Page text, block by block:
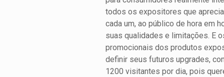
todos os expositores que
cada um, ao público de hora em
suas qualidades e limitações. E
promocionais dos produtos
definir seus futuros upgrades,
1200 visitantes por dia, pois